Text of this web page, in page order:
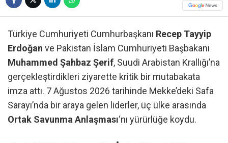
Türkiye Cumhuriyeti Cumhurbaşkanı Recep Tayyip
Erdoğan ve Pakistan İslam Cumhuriyeti Başbakanı
Muhammed Şahbaz Şerif, Suudi Arabistan Krallığı’na
gerçekleştirdikleri ziyarette kritik bir mutabakata
imza attı. 7 Ağustos 2026 tarihinde Mekke’deki Safa
Sarayı’nda bir araya gelen liderler, üç ülke arasında
Ortak Savunma Anlaşması‘nı yürürlüğe koydu.